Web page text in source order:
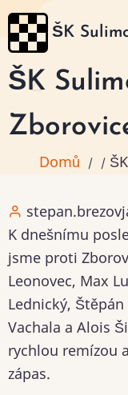
Přejít
hlavnímu
obsahu
ŠK
ŠK
Domů / /
K dnešnímu
jsme proti
Leonovec, Max
Lednický,
Vachala a Alois
rychlou remízou
zápas.